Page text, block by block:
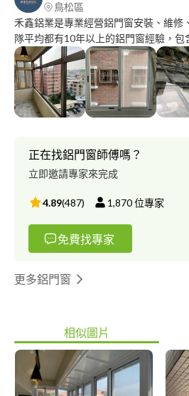
鳥松區
禾鑫鋁業是專業經營鋁門窗安裝、維修
隊平均都有10年以上的鋁門窗經驗，
計、客製化服務等皆能提供服務，品質
價，只要有窗戶大概寬、高尺寸，就可
正在找鋁門窗師傅嗎？
立即邀請專家來完成
4.89(487) 1,870位專家
免費找專家
更多鋁門窗
相似圖片